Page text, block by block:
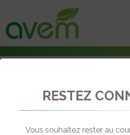
17-18 juin 2026 – Rennes : la mobilité
RESTEZ
Vous souhaitez rester au